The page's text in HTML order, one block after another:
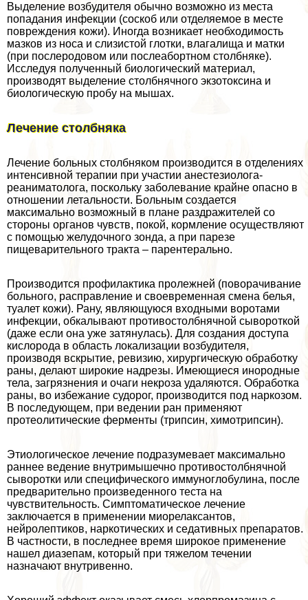
Выделение возбудителя обычно возможно из места
попадания инфекции (соскоб или отделяемое в месте
повреждения кожи). Иногда возникает необходимость
мазков из носа и слизистой глотки, влагалища и матки
(при послеродовом или послеaбopтном столбняке).
Исследуя полученный биологический материал,
производят выделение столбнячного экзотоксина и
биологическую пробу на мышах.
Лечение столбняка
Лечение больных столбняком производится в отделениях
интенсивной терапии при участии анестезиолога-
реаниматолога, поскольку заболевание крайне опасно в
отношении летальности. Больным создается
максимально возможный в плане раздражителей со
стороны органов чувств, покой, кормление осуществляют
с помощью желудочного зонда, а при парезе
пищеварительного тpaкта – парентерально.
Производится профилактика пролежней (поворачивание
больного, расправление и своевременная смена белья,
туалет кожи). Рану, являющуюся входными воротами
инфекции, обкалывают противостолбнячной сывороткой
(даже если она уже затянулась). Для создания доступа
кислорода в область локализации возбудителя,
производя вскрытие, ревизию, хирургическую обработку
раны, делают широкие надрезы. Имеющиеся инородные
тела, загрязнения и очаги некроза удаляются. Обработка
раны, во избежание судорог, производится под наркозом.
В последующем, при ведении ран применяют
протеолитические ферменты (трипсин, химотрипсин).
Этиологическое лечение подразумевает максимально
раннее ведение внутримышечно противостолбнячной
сыворотки или специфического иммуноглобулина, после
предварительно произведенного теста на
чувствительность. Симптоматическое лечение
заключается в применении миорелаксантов,
нейролептиков, наркотических и седативных препаратов.
В частности, в последнее время широкое применение
нашел диазепам, который при тяжелом течении
назначают внутривенно.